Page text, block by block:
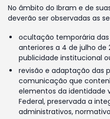
No âmbito do Ibram e de
deverão ser observadas as
ocultação temporária
anteriores a 4 de julho
publicidade institucional
revisão e adaptação das
comunicação que
elementos da identidade
Federal, preservada a
administrativos,